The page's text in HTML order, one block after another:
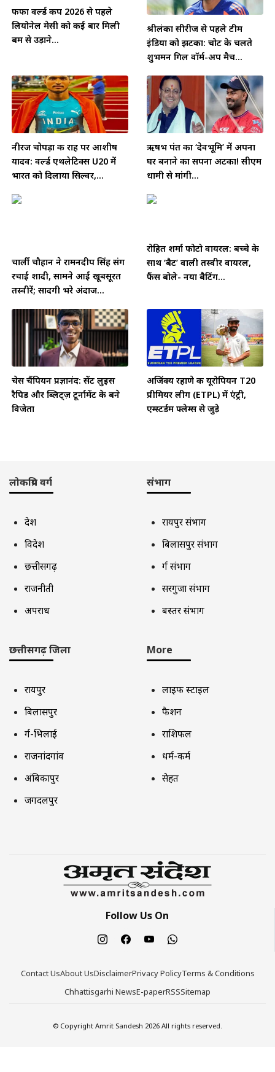
फीफा वर्ल्ड कप 2026 से पहले
लियोनेल मेसी को कई बार मिली
बम से उड़ाने...
श्रीलंका सीरीज से पहले टीम
इंडिया को झटका: चोट के चलते
शुभमन गिल वॉर्म-अप मैच...
नीरज चोपड़ा की राह पर आशीष
यादव: वर्ल्ड एथलेटिक्स U20 में
भारत को दिलाया सिल्वर,...
ऋषभ पंत का ‘देवभूमि’ में अपना
घर बनाने का सपना अटका! सीएम
धामी से मांगी...
चार्ली चौहान ने रामनदीप सिंह संग
रचाई शादी, सामने आईं खूबसूरत
तस्वीरें; सादगी भरे अंदाज...
रोहित शर्मा फोटो वायरल: बच्चे के
साथ ‘बैट’ वाली तस्वीर वायरल,
फैंस बोले- नया बैटिंग...
चेस चैंपियन प्रज्ञानंद: सेंट लुइस
रैपिड और ब्लिट्ज़ टूर्नामेंट के बने
विजेता
अजिंक्य रहाणे की यूरोपियन T20
प्रीमियर लीग (ETPL) में एंट्री,
एम्स्टर्डम फ्लेम्स से जुड़े
लोकप्रिय वर्ग
देश
विदेश
छत्तीसगढ़
राजनीती
अपराध
संभाग
रायपुर संभाग
बिलासपुर संभाग
दुर्ग संभाग
सरगुजा संभाग
बस्तर संभाग
छत्तीसगढ़ जिला
रायपुर
बिलासपुर
दुर्ग-भिलाई
राजनांदगांव
अंबिकापुर
जगदलपुर
More
लाइफ स्टाइल
फैशन
राशिफल
धर्म-कर्म
सेहत
Follow Us On
Contact UsAbout UsDisclaimerPrivacy PolicyTerms & Conditions
Chhattisgarhi NewsE-paperRSSSitemap
© Copyright Amrit Sandesh 2026 All rights reserved.